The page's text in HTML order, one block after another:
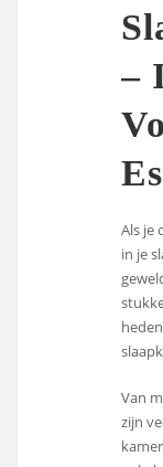
–
Als je
in je
Van
zijn